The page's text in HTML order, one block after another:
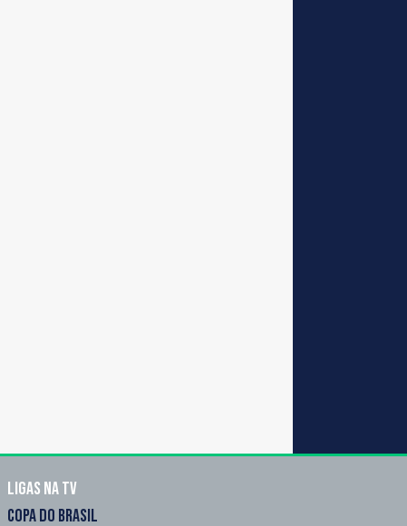
Ligas na TV
COPA DO BRASIL